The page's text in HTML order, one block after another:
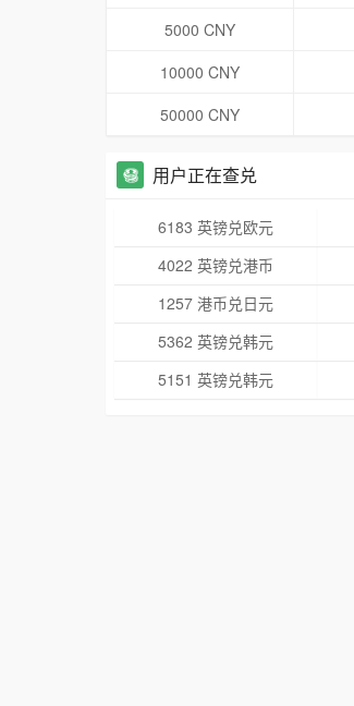
5000 CNY
10000 CNY
50000 CNY
用户正在查兑
6183 英镑兑欧元
4022 英镑兑港币
1257 港币兑日元
5362 英镑兑韩元
5151 英镑兑韩元